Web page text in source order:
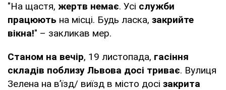
"На щастя, жертв немає. Усі служби
працюють на місці. Будь ласка, закрийте
вікна!" – закликав мер.
Станом на вечір, 19 листопада, гасіння
складів поблизу Львова досі триває. Вулиця
Зелена на вʼїзд/ виїзд в місто досі закрита